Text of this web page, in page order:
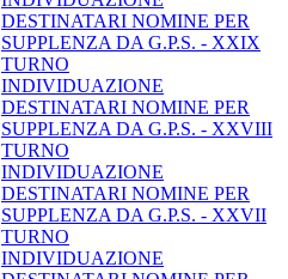
DESTINATARI NOMINE PER
SUPPLENZA DA G.P.S. - XXIX
TURNO
INDIVIDUAZIONE
DESTINATARI NOMINE PER
SUPPLENZA DA G.P.S. - XXVIII
TURNO
INDIVIDUAZIONE
DESTINATARI NOMINE PER
SUPPLENZA DA G.P.S. - XXVII
TURNO
INDIVIDUAZIONE